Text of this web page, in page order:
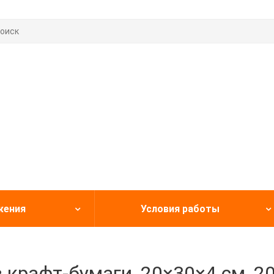
Условия работы